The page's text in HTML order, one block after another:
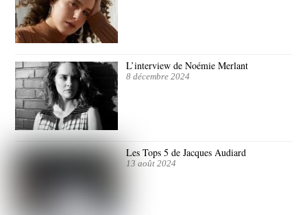
L’interview de Noémie Merlant
8 décembre 2024
Les Tops 5 de Jacques Audiard
13 août 2024